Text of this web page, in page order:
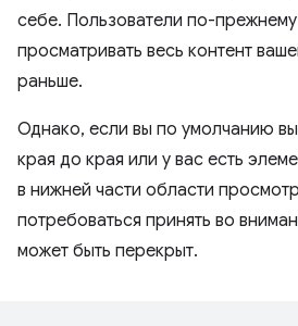
себе. Пользователи по-прежнему
просматривать весь контент
раньше.
Однако, если вы по умолчанию
края до края или у вас есть
в нижней части области
потребоваться принять во
может быть перекрыт.